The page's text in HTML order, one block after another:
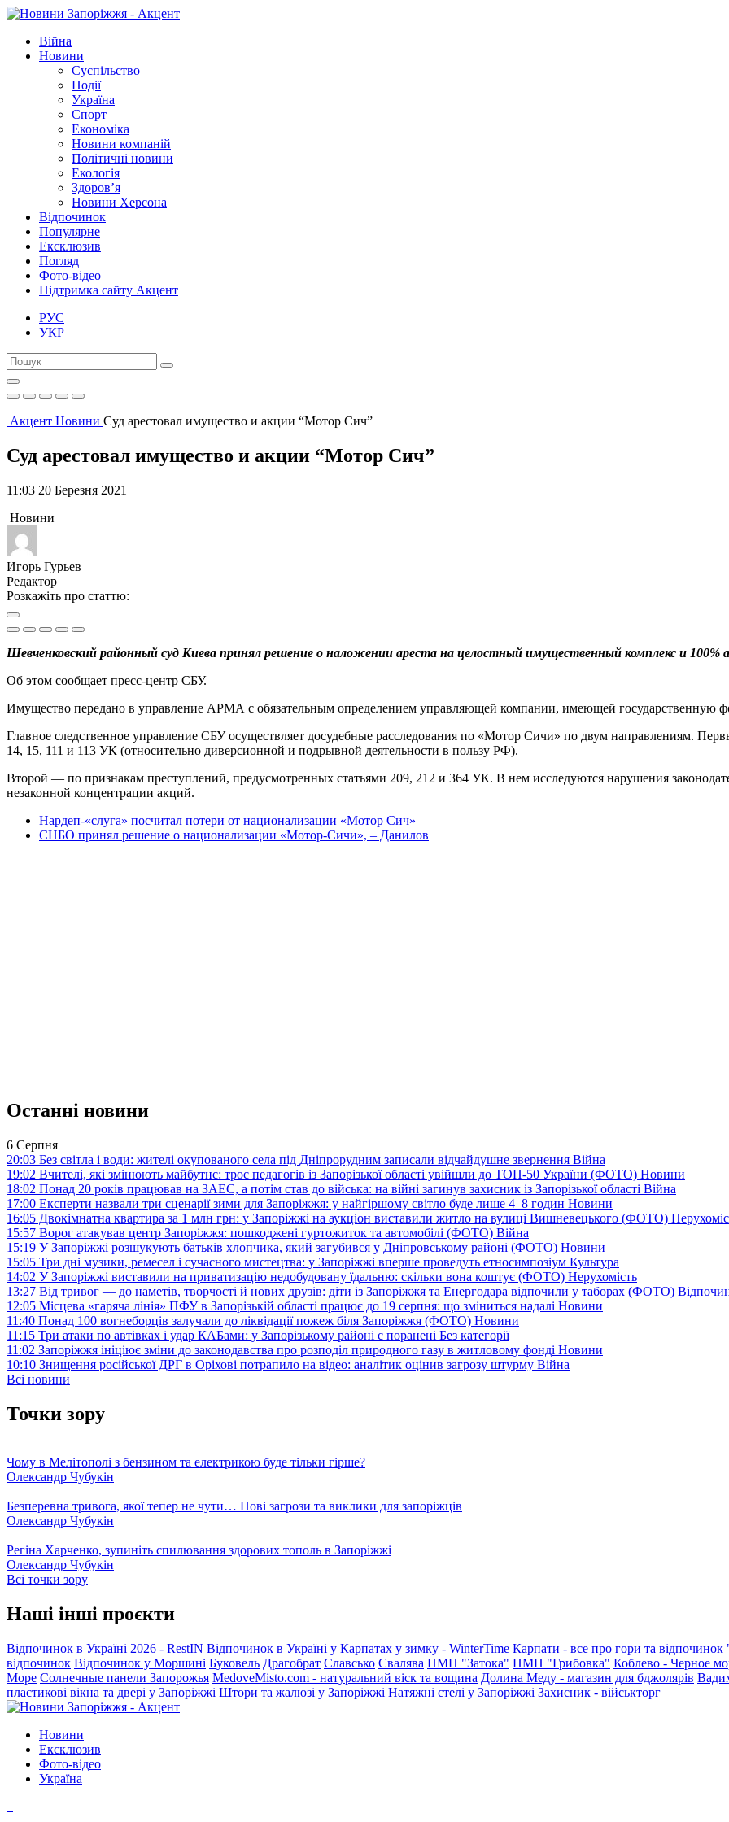
Війна
Новини
Суспільство
Події
Україна
Спорт
Економіка
Новини компаній
Політичні новини
Екологія
Здоров’я
Новини Херсона
Відпочинок
Популярне
Ексклюзив
Погляд
Фото-відео
Підтримка сайту Акцент
РУС
УКР
Акцент Новини Суд арестовал имущество и акции “Мотор Сич”
Суд арестовал имущество и акции “Мотор Сич”
11:03 20 Березня 2021
Новини
Игорь Гурьев
Редактор
Розкажіть про статтю:
Шевченковский районный суд Киева принял решение о наложении ареста на целостный имущественный комплекс и
Об этом сообщает пресс-центр СБУ.
Имущество передано в управление АРМА с обязательным определением управляющей компании, имеющей государственную
Главное следственное управление СБУ осуществляет досудебные расследования по «Мотор Сичи» по двум направлениям.
14, 15, 111 и 113 УК (относительно диверсионной и подрывной деятельности в пользу РФ).
Второй — по признакам преступлений, предусмотренных статьями 209, 212 и 364 УК. В нем исследуются нарушения
незаконной концентрации акций.
Нардеп-«слуга» посчитал потери от национализации «Мотор Сич»
СНБО принял решение о национализации «Мотор-Сичи», – Данилов
Останні новини
6 Серпня
20:03 Без світла і води: жителі окупованого села під Дніпрорудним записали відчайдушне звернення Війна
19:02 Вчителі, які змінюють майбутнє: троє педагогів із Запорізької області увійшли до ТОП-50 України (ФОТО) Новини
18:02 Понад 20 років працював на ЗАЕС, а потім став до війська: на війні загинув захисник із Запорізької області Війна
17:00 Експерти назвали три сценарії зими для Запоріжжя: у найгіршому світло буде лише 4–8 годин Новини
16:05 Двокімнатна квартира за 1 млн грн: у Запоріжжі на аукціон виставили житло на вулиці Вишневецького (ФОТО)
15:57 Ворог атакував центр Запоріжжя: пошкоджені гуртожиток та автомобілі (ФОТО) Війна
15:19 У Запоріжжі розшукують батьків хлопчика, який загубився у Дніпровському районі (ФОТО) Новини
15:05 Три дні музики, ремесел і сучасного мистецтва: у Запоріжжі вперше проведуть етносимпозіум Культура
14:02 У Запоріжжі виставили на приватизацію недобудовану їдальню: скільки вона коштує (ФОТО) Нерухомість
13:27 Від тривог — до наметів, творчості й нових друзів: діти із Запоріжжя та Енергодара відпочили у таборах (ФОТО)
12:05 Місцева «гаряча лінія» ПФУ в Запорізькій області працює до 19 серпня: що зміниться надалі Новини
11:40 Понад 100 вогнеборців залучали до ліквідації пожеж біля Запоріжжя (ФОТО) Новини
11:15 Три атаки по автівках і удар КАБами: у Запорізькому районі є поранені Без категорії
11:02 Запоріжжя ініціює зміни до законодавства про розподіл природного газу в житловому фонді Новини
10:10 Знищення російської ДРГ в Оріхові потрапило на відео: аналітик оцінив загрозу штурму Війна
Всі новини
Точки зору
Чому в Мелітополі з бензином та електрикою буде тільки гірше?
Олександр Чубукін
Безперевна тривога, якої тепер не чути… Нові загрози та виклики для запоріжців
Олександр Чубукін
Регіна Харченко, зупиніть спилювання здорових тополь в Запоріжжі
Олександр Чубукін
Всі точки зору
Наші інші проєкти
Відпочинок в Україні 2026 - RestIN Відпочинок в Україні у Карпатах у зимку - WinterTime Карпати - все про гори та відпочинок
відпочинок Відпочинок у Моршині Буковель Драгобрат Славсько Свалява НМП "Затока" НМП "Грибовка" Коблево - Черное
Море Солнечные панели Запорожья MedoveMisto.com - натуральний віск та вощина Долина Меду - магазин для бджолярів
пластикові вікна та двері у Запоріжжі Штори та жалюзі у Запоріжжі Натяжні стелі у Запоріжжі Захисник - військторг
Новини
Ексклюзив
Фото-відео
Україна